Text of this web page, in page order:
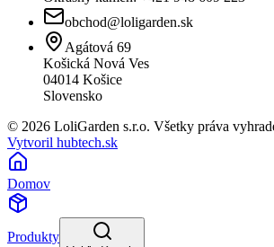
obchod@loligarden.sk
Agátová 69
Košická Nová Ves
04014 Košice
Slovensko
© 2026 LoliGarden s.r.o. Všetky práva
Vytvoril hubtech.sk
Domov
Produkty